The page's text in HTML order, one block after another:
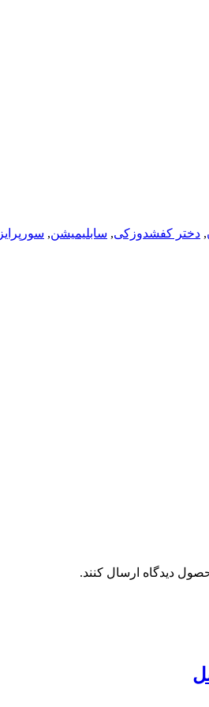
, دختر کفشدوزکی, سابلیمیشن, سورپرایز
دیدگاه ارسال کنند.